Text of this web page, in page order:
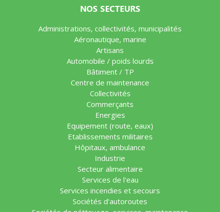
NOS SECTEURS
Administrations, collectivités, municipalités
Aéronautique, marine
Artisans
Automobile / poids lourds
Bâtiment / TP
Centre de maintenance
Collectivités
Commerçants
Energies
Equipement (route, eaux)
Etablissements militaires
Hôpitaux, ambulance
Industrie
Secteur alimentaire
Services de l'eau
Services incendies et secours
Sociétés d'autoroutes